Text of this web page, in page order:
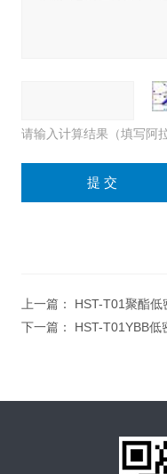
请输入计算结果（填写阿
上一篇： HST-T01聚酯低
下一篇： HST-T01YBB低